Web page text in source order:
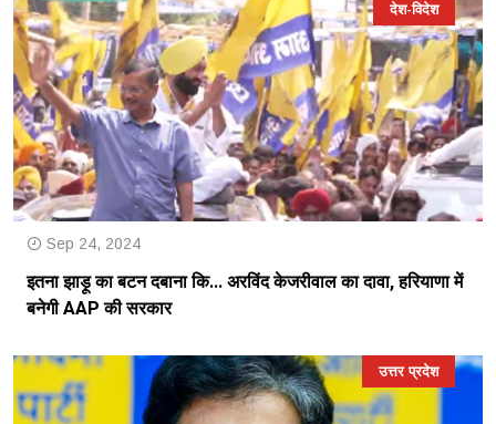
देश-विदेश
Sep 24, 2024
इतना झाड़ू का बटन दबाना कि... अरविंद केजरीवाल का दावा, हरियाणा में
बनेगी AAP की सरकार
उत्तर प्रदेश